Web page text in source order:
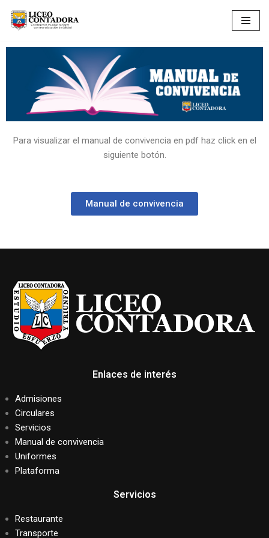
Saltar
al
Para visualizar el manual de convivencia en pdf haz click en el
siguiente botón.
Manual de convivencia
Enlaces de interés
Admisiones
Circulares
Servicios
Manual de convivencia
Uniformes
Plataforma
Servicios
Restaurante
Transporte